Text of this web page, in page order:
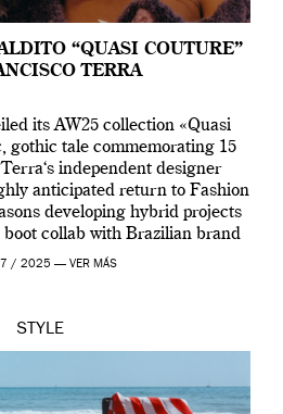
“QUASI COUTURE”
TERRA
its AW25 collection «Quasi
gothic tale commemorating 15
independent designer
anticipated return to Fashion
developing hybrid projects
collab with Brazilian brand
is a component of Francisco
/ 2025 — VER MÁS
STYLE